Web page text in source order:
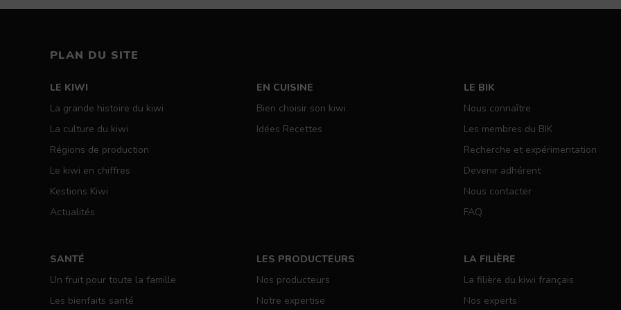
PLAN DU SITE
LE KIWI
La grande histoire du kiwi
La culture du kiwi
Régions de production
Le kiwi en chiffres
Kestions Kiwi
Actualités
SANTÉ
Un fruit pour toute la famille
Les bienfaits santé
EN CUISINE
Bien choisir son kiwi
Idées Recettes
LES PRODUCTEURS
Nos producteurs
Notre expertise
LE BIK
Nous connaître
Les membres du BIK
Recherche et expérimentation
Devenir adhérent
Nous contacter
FAQ
LA FILIÈRE
La filière du kiwi français
Nos experts